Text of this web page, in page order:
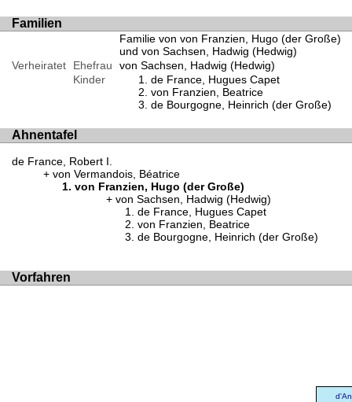
Familien
Familie von von Franzien, Hugo (der Große)
und von Sachsen, Hadwig (Hedwig)
Verheiratet
Ehefrau
von Sachsen, Hadwig (Hedwig)
Kinder
de France, Hugues Capet
von Franzien, Beatrice
de Bourgogne, Heinrich (der Große)
Ahnentafel
de France, Robert I.
von Vermandois, Béatrice
von Franzien, Hugo (der Große)
von Sachsen, Hadwig (Hedwig)
de France, Hugues Capet
von Franzien, Beatrice
de Bourgogne, Heinrich (der Große)
Vorfahren